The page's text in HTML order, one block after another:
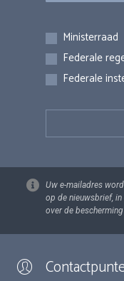
Inschrijvingen
Ministerraad
Federale
Federale
Uw e-mailadres
op de nieuwsbrief,
over de